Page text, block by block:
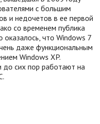
с большим
и недочетов в ее первой
со временем публика
оказалось, что Windows 7
даже функциональным
Windows XP.
до сих пор работают на